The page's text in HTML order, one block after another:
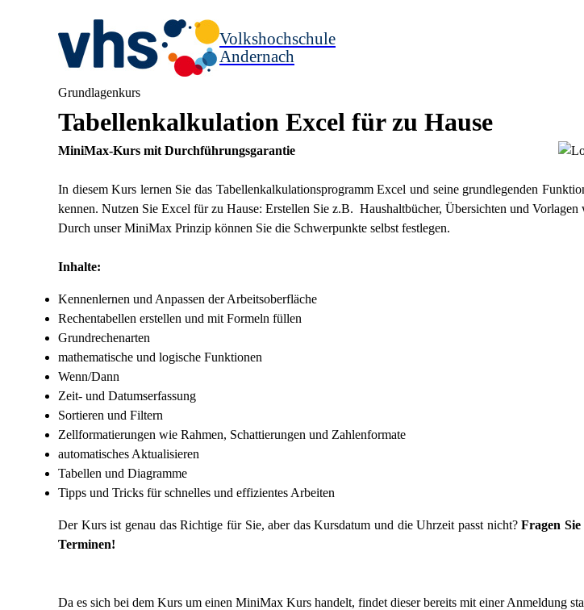
Volkshochschule
Andernach
Grundlagenkurs
Tabellenkalkulation Excel für zu Hause
MiniMax-Kurs mit Durchführungsgarantie
In diesem Kurs lernen Sie das Tabellenkalkulationsprogramm Excel und seine grundlegenden
kennen. Nutzen Sie Excel für zu Hause: Erstellen Sie z.B. Haushaltbücher, Übersichten und Vorlagen
Durch unser MiniMax Prinzip können Sie die Schwerpunkte selbst festlegen.
Inhalte:
Kennenlernen und Anpassen der Arbeitsoberfläche
Rechentabellen erstellen und mit Formeln füllen
Grundrechenarten
mathematische und logische Funktionen
Wenn/Dann
Zeit- und Datumserfassung
Sortieren und Filtern
Zellformatierungen wie Rahmen, Schattierungen und Zahlenformate
automatisches Aktualisieren
Tabellen und Diagramme
Tipps und Tricks für schnelles und effizientes Arbeiten
Der Kurs ist genau das Richtige für Sie, aber das Kursdatum und die Uhrzeit passt nicht?Fragen
Terminen!
Da es sich bei dem Kurs um einen MiniMax Kurs handelt, findet dieser bereits mit einer Anmeldung